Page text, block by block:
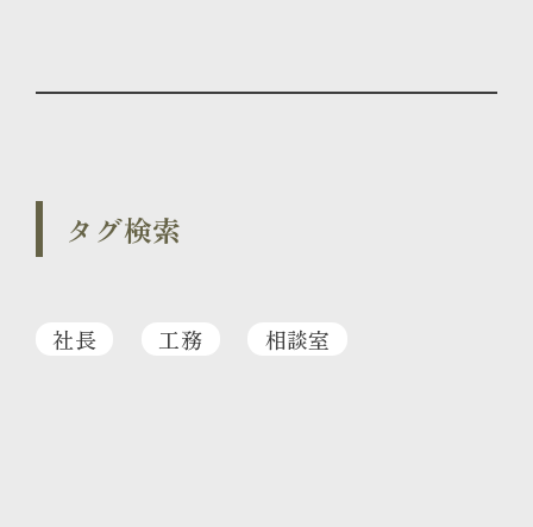
タグ検索
社長 工務 相談室